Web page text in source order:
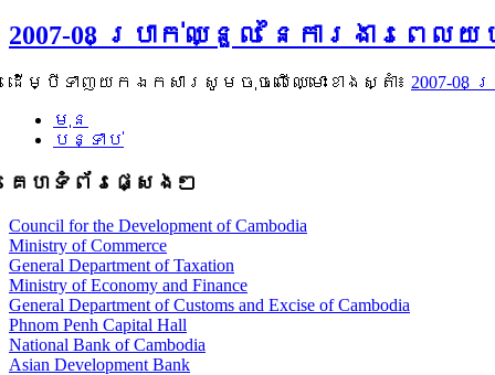
2007-08 ប្រាក់ឈ្នួល នៃការងារពេល
ដើម្បីទាញយកឯកសារសូមចុចលើឈ្មោះខាងស្តាំ៖ 2007-
មុន
បន្ទាប់
គេហទំព័រផ្សេងៗ
Council for the Development of Cambodia
Ministry of Commerce
General Department of Taxation
Ministry of Economy and Finance
General Department of Customs and Excise of Cambodia
Phnom Penh Capital Hall
National Bank of Cambodia
Asian Development Bank